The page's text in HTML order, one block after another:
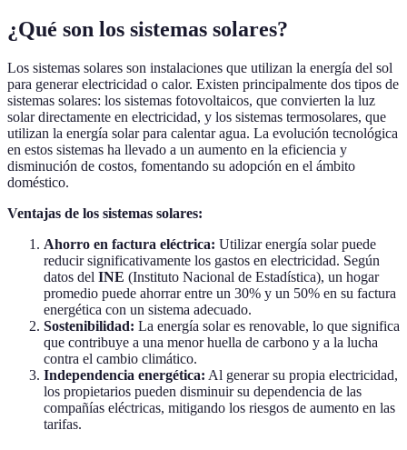
¿Qué son los sistemas solares?
Los sistemas solares son instalaciones que utilizan la energía del sol
para generar electricidad o calor. Existen principalmente dos tipos de
sistemas solares: los sistemas fotovoltaicos, que convierten la luz
solar directamente en electricidad, y los sistemas termosolares, que
utilizan la energía solar para calentar agua. La evolución tecnológica
en estos sistemas ha llevado a un aumento en la eficiencia y
disminución de costos, fomentando su adopción en el ámbito
doméstico.
Ventajas de los sistemas solares:
Ahorro en factura eléctrica: Utilizar energía solar puede
reducir significativamente los gastos en electricidad. Según
datos del INE (Instituto Nacional de Estadística), un hogar
promedio puede ahorrar entre un 30% y un 50% en su factura
energética con un sistema adecuado.
Sostenibilidad: La energía solar es renovable, lo que significa
que contribuye a una menor huella de carbono y a la lucha
contra el cambio climático.
Independencia energética: Al generar su propia electricidad,
los propietarios pueden disminuir su dependencia de las
compañías eléctricas, mitigando los riesgos de aumento en las
tarifas.